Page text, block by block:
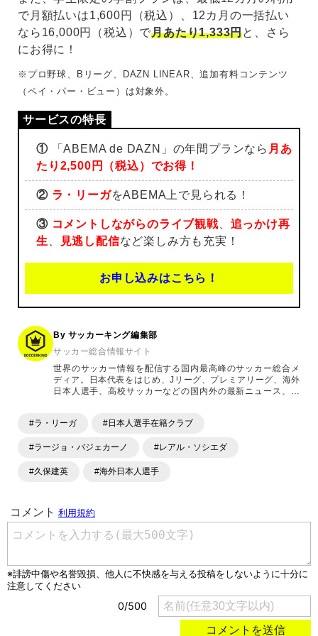
で月額払いは1,600円（税込）、12カ月の一括払い
なら16,000円（税込）で月あたり1,333円と、さら
にお得に！
※プロ野球、Bリーグ、DAZN LINEAR、追加有料コンテンツ
（ペイ・パー・ビュー）は対象外。
①「ABEMA de DAZN」の年間プランなら 月あ
たり2,500円（税込）でお得！
② ラ・リーガをABEMA上で見られる！
③ コメントしながらのライブ観戦、 追っかけ再
生
見逃し配信など楽しみ方も充実！
お申し込みはこちら！
By サッカーキング編集部
サッカー総合情報サイト
世界のサッカー情報を配信する国内最高峰のサッカー総合メ
ディア。日本代表をはじめ、Jリーグ、プレミアリーグ、海外
日本人選手、高校サッカーなどの国内外の最新ニュース、コ
ます。「X」「Instagram」「YouTube」「TikTok」など、
#ラ・リーガ #日本人選手在籍クラブ
#ラージョ・バジェカーノ #レアル・ソシエダ
#久保建英 #海外日本人選手